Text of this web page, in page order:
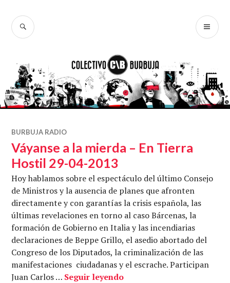
contenido
BUSCAR
BURBUJA RADIO
Váyanse a la mierda – En Tierra
Hostil 29-04-2013
Hoy hablamos sobre el espectáculo del último Consejo
de Ministros y la ausencia de planes que afronten
directamente y con garantías la crisis española, las
últimas revelaciones en torno al caso Bárcenas, la
formación de Gobierno en Italia y las incendiarias
declaraciones de Beppe Grillo, el asedio abortado del
Congreso de los Diputados, la criminalización de las
manifestaciones ciudadanas y el escrache. Participan
Juan Carlos … Seguir leyendoVáyanse a la mierda – En